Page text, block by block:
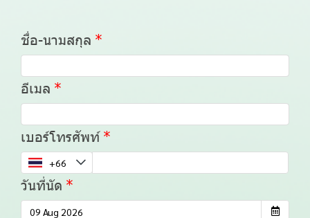
ชื่อ-นามสกุล
อีเมล
เบอร์โทรศัพท์
วันที่นัด